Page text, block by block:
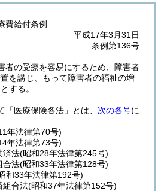
費給付条例
平成17年3月31日
条例第136号
者の受療を容易にするため、障害者
を講じ、もって障害者の福祉の増
する。
「医療保険各法」とは、 次の各号に
年法律第70号)
年法律第73号)
済法(昭和28年法律第245号)
合法(昭和33年法律第128号)
和33年法律第192号)
組合法(昭和37年法律第152号)